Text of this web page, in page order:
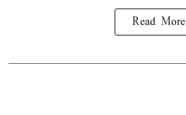
Read More